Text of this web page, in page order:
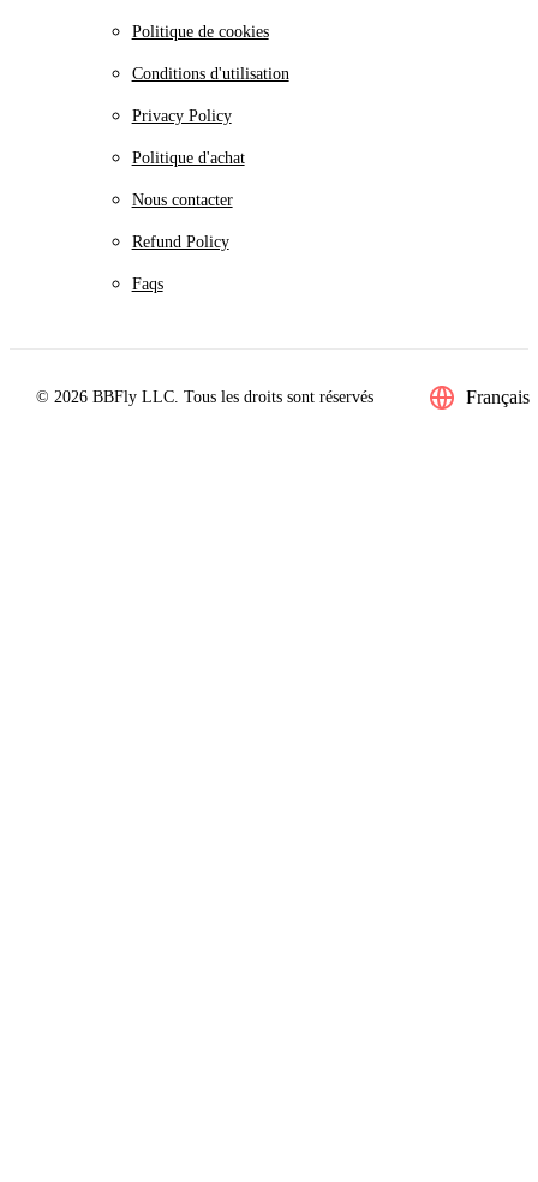
Politique de cookies
Conditions d'utilisation
Privacy Policy
Politique d'achat
Nous contacter
Refund Policy
Faqs
© 2026 BBFly LLC. Tous les droits sont réservés Français